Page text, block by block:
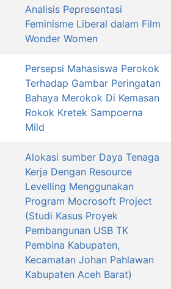
Analisis Pepresentasi
Feminisme Liberal dalam Film
Wonder Women
Persepsi Mahasiswa Perokok
Terhadap Gambar Peringatan
Bahaya Merokok Di Kemasan
Rokok Kretek Sampoerna
Mild
Alokasi sumber Daya Tenaga
Kerja Dengan Resource
Levelling Menggunakan
Program Mocrosoft Project
(Studi Kasus Proyek
Pembangunan USB TK
Pembina Kabupaten,
Kecamatan Johan Pahlawan
Kabupaten Aceh Barat)